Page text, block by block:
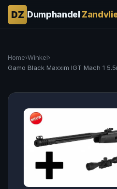
DZ Dumphandel
Home›Winkel›
Gamo Black Maxxim IGT Mach 1